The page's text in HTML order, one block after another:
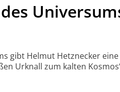
gibt Helmut Hetznecker
Urknall zum kalten